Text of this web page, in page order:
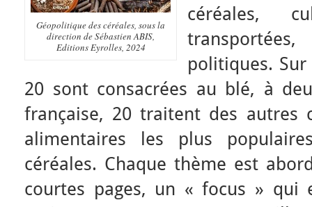
Géopolitique des céréales, sous la
direction de Sébastien ABIS,
Editions Eyrolles, 2024
céréales,
politiques.
20 sont consacrées au blé, à
française, 20 traitent des autres
alimentaires les plus
céréales. Chaque thème est
courtes pages, un « focus » qui